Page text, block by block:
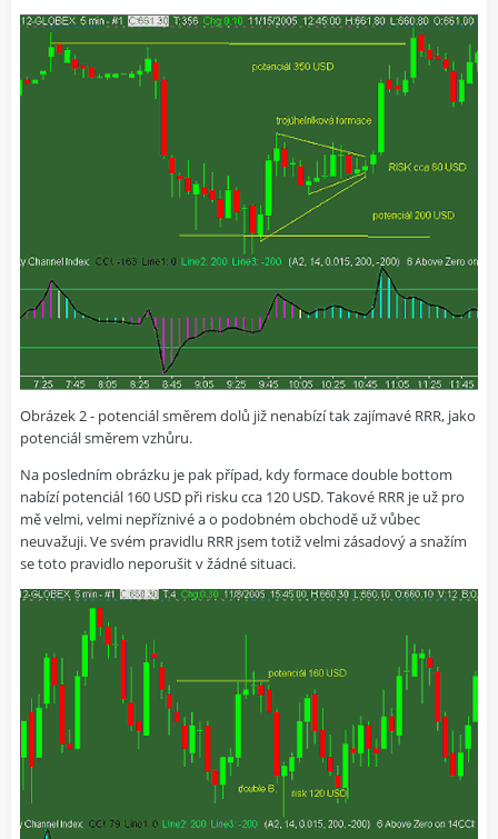
Obrázek 2 - potenciál směrem dolů již nenabízí tak zajímavé RRR, jako
potenciál směrem vzhůru.
Na posledním obrázku je pak případ, kdy formace double bottom
nabízí potenciál 160 USD při risku cca 120 USD. Takové RRR je už pro
mě velmi, velmi nepříznivé a o podobném obchodě už vůbec
neuvažuji. Ve svém pravidlu RRR jsem totiž velmi zásadový a snažím
se toto pravidlo neporušit v žádné situaci.